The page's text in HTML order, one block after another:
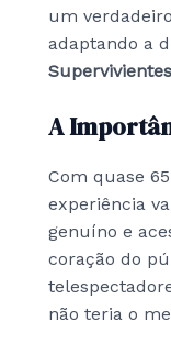
um verdadeiro
adaptando a
Supervivientes
A
Com quase
experiência
genuíno e
coração do
não teria o